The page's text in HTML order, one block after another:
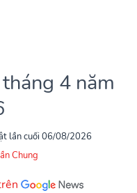
4 năm
lần cuối 06/08/2026
Chung